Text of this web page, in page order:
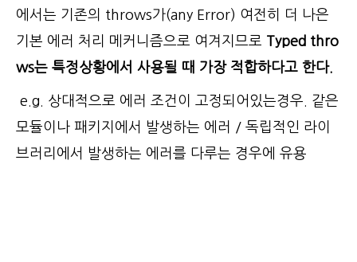
에서는 기존의 throws가(any Error) 여전히 더 나은
기본 에러 처리 메커니즘으로 여겨지므로 Typed thro
ws는 특정상황에서 사용될 때 가장 적합하다고 한다.
e.g. 상대적으로 에러 조건이 고정되어있는경우. 같은
모듈이나 패키지에서 발생하는 에러 / 독립적인 라이
브러리에서 발생하는 에러를 다루는 경우에 유용